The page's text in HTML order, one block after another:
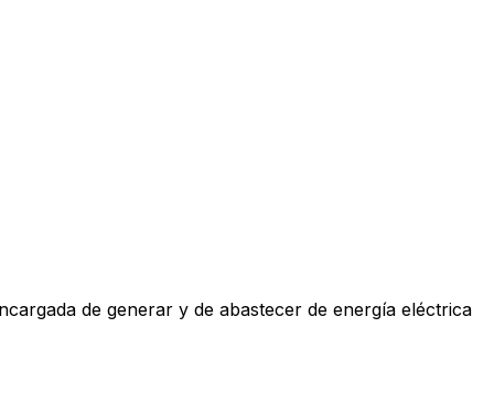
de generar y de abastecer de energía eléctrica